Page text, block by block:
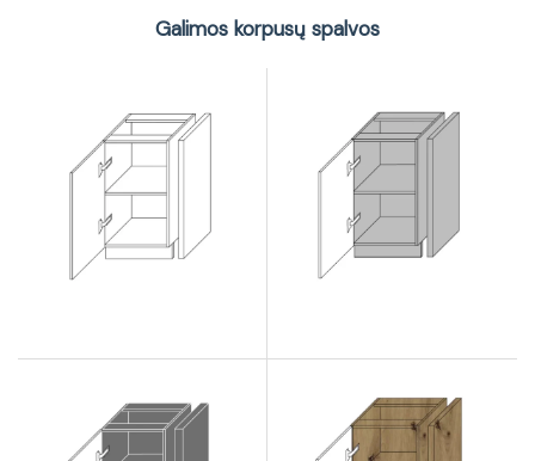
Galimos korpusų spalvos